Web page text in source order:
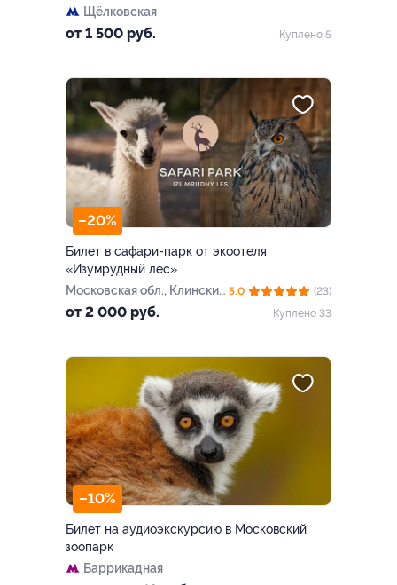
Щёлковская
от 1 500 руб. Куплено 5
–20%
Билет в сафари-парк от экоотеля
«Изумрудный лес»
Московская обл., Клинский
р-н, вблизи пос. Нарынка,
от 2 000 руб.
5.0
(23)
Куплено 33
–10%
Билет на аудиоэкскурсию в Московский
зоопарк
Баррикадная